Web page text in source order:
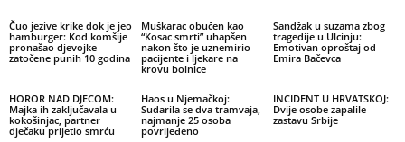
Čuo jezive krike dok je jeo
hamburger: Kod komšije
pronašao djevojke
zatočene punih 10 godina
Muškarac obučen kao
“Kosac smrti” uhapšen
nakon što je uznemirio
pacijente i ljekare na
krovu bolnice
Sandžak u suzama zbog
tragedije u Ulcinju:
Emotivan oproštaj od
Emira Bačevca
HOROR NAD DJECOM:
Majka ih zaključavala u
kokošinjac, partner
dječaku prijetio smrću
Haos u Njemačkoj:
Sudarila se dva tramvaja,
najmanje 25 osoba
povrijeđeno
INCIDENT U HRVATSKOJ:
Dvije osobe zapalile
zastavu Srbije